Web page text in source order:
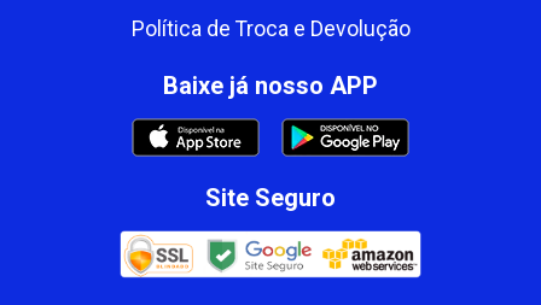
Política de Troca e Devolução
Baixe já nosso APP
Site Seguro